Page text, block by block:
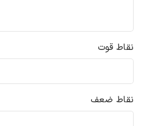
نقاط قوت
نقاط ضعف